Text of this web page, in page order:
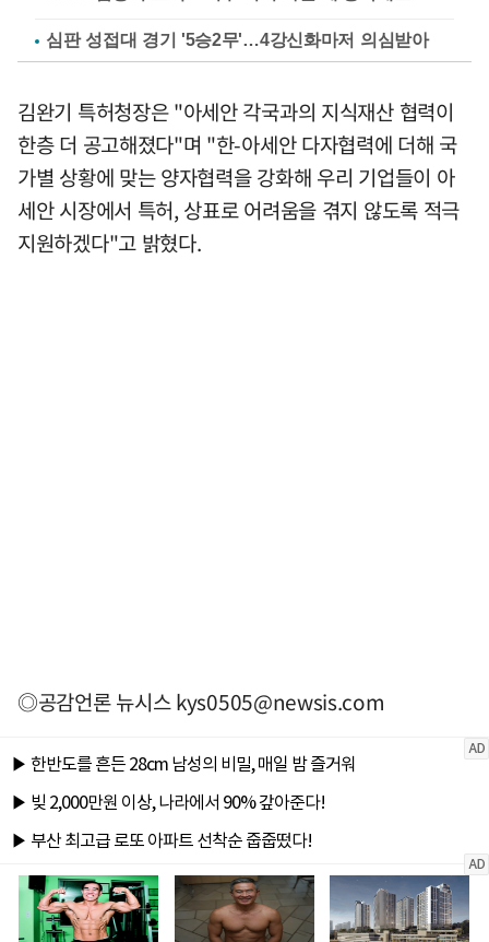
심판 성접대 경기 '5승2무'…4강신화마저 의심받아
김완기 특허청장은 "아세안 각국과의 지식재산 협력이
한층 더 공고해졌다"며 "한-아세안 다자협력에 더해 국
가별 상황에 맞는 양자협력을 강화해 우리 기업들이 아
세안 시장에서 특허, 상표로 어려움을 겪지 않도록 적극
지원하겠다"고 밝혔다.
◎공감언론 뉴시스kys0505@newsis.com